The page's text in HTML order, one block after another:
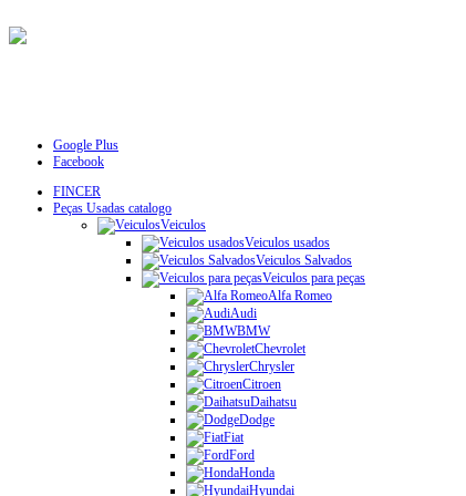
Google Plus
Facebook
FINCER
Peças Usadas catalogo
Veiculos
Veiculos usados
Veiculos Salvados
Veiculos para peças
Alfa Romeo
Audi
BMW
Chevrolet
Chrysler
Citroen
Daihatsu
Dodge
Fiat
Ford
Honda
Hyundai